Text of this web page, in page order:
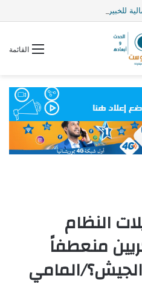
للخبير محمد يسلم الفيلالي
القائمة
النظام
منعطفاً
المامي